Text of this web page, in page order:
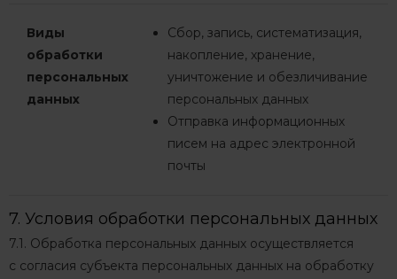
Виды
обработки
персональных
данных
Сбор, запись, систематизация,
накопление, хранение,
уничтожение и обезличивание
персональных данных
Отправка информационных
писем на адрес электронной
почты
7. Условия обработки персональных данных
7.1. Обработка персональных данных осуществляется
с согласия субъекта персональных данных на обработку